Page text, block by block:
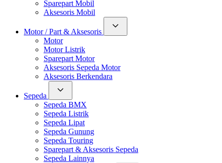
Sparepart Mobil
Aksesoris Mobil
Motor / Part & Aksesoris
Motor
Motor Listrik
Sparepart Motor
Aksesoris Sepeda Motor
Aksesoris Berkendara
Sepeda
Sepeda BMX
Sepeda Listrik
Sepeda Lipat
Sepeda Gunung
Sepeda Touring
Sparepart & Aksesoris Sepeda
Sepeda Lainnya